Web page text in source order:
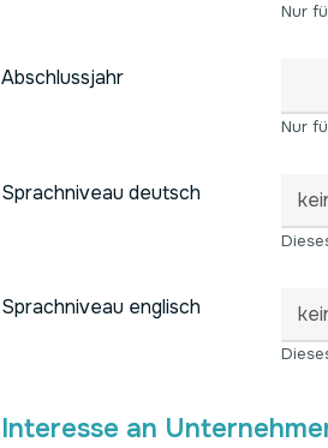
Nur
Abschlussjahr
Nur
Sprachniveau deutsch
Sprachniveau englisch
Interesse an